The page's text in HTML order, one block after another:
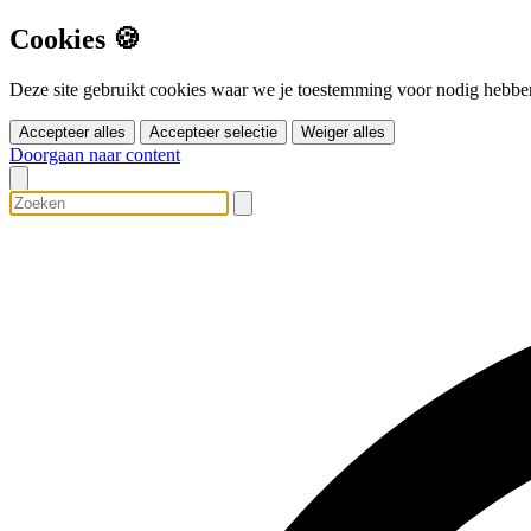
Cookies 🍪
Deze site gebruikt cookies waar we je toestemming voor nodig
Accepteer alles Accepteer selectie Weiger alles
Doorgaan naar content